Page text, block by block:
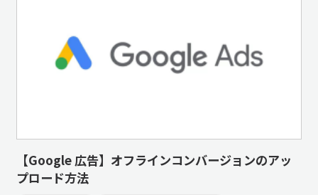
【Google 広告】オフラインコンバージョンのアッ
プロード方法